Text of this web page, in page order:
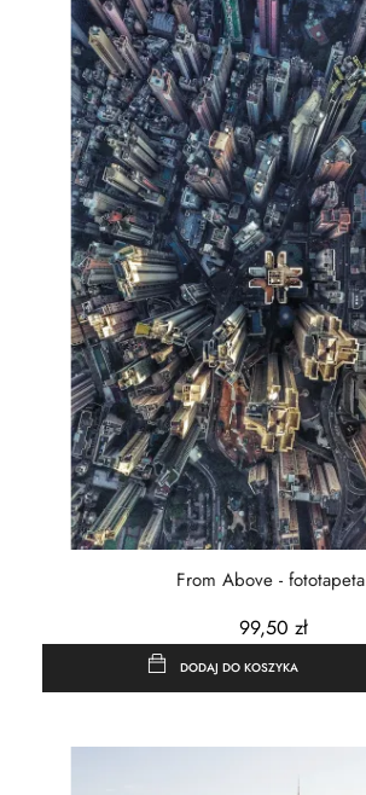
From Above - fototapeta
99,50 zł
DODAJ DO KOSZYKA